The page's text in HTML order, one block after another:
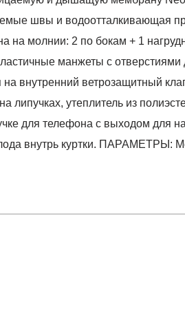
швы и водоотталкивающая
молнии: 2 по бокам + 1
манжеты с
внутренний ветрозащитный
липучках, утеплитель из
для телефона с выходом для
внутрь куртки.